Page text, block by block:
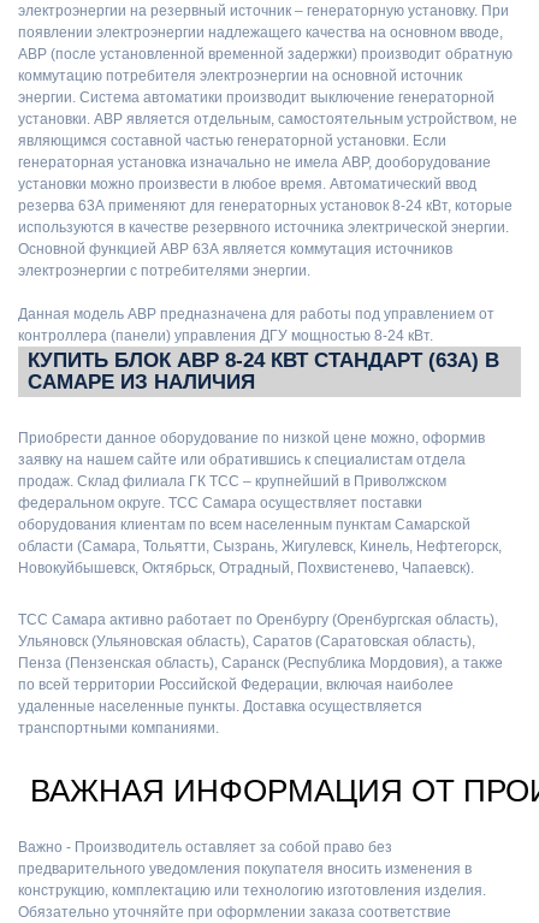
электроэнергии на резервный источник – генераторную установку. При
появлении электроэнергии надлежащего качества на основном вводе,
АВР (после установленной временной задержки) производит обратную
коммутацию потребителя электроэнергии на основной источник
энергии. Система автоматики производит выключение генераторной
установки. АВР является отдельным, самостоятельным устройством, не
являющимся составной частью генераторной установки. Если
генераторная установка изначально не имела АВР, дооборудование
установки можно произвести в любое время. Автоматический ввод
резерва 63А применяют для генераторных установок 8-24 кВт, которые
используются в качестве резервного источника электрической энергии.
Основной функцией АВР 63А является коммутация источников
электроэнергии с потребителями энергии.
Данная модель АВР предназначена для работы под управлением от
контроллера (панели) управления ДГУ мощностью 8-24 кВт.
КУПИТЬ БЛОК АВР 8-24 КВТ СТАНДАРТ (63А) В
САМАРЕ ИЗ НАЛИЧИЯ
Приобрести данное оборудование по низкой цене можно, оформив
заявку на нашем сайте или обратившись к специалистам отдела
продаж. Склад филиала ГК ТСС – крупнейший в Приволжском
федеральном округе. ТСС Самара осуществляет поставки
оборудования клиентам по всем населенным пунктам Самарской
области (Самара, Тольятти, Сызрань, Жигулевск, Кинель, Нефтегорск,
Новокуйбышевск, Октябрьск, Отрадный, Похвистенево, Чапаевск).
ТСС Самара активно работает по Оренбургу (Оренбургская область),
Ульяновск (Ульяновская область), Саратов (Саратовская область),
Пенза (Пензенская область), Саранск (Республика Мордовия), а также
по всей территории Российской Федерации, включая наиболее
удаленные населенные пункты. Доставка осуществляется
транспортными компаниями.
ВАЖНАЯ ИНФОРМАЦИЯ ОТ
Важно - Производитель оставляет за собой право без
предварительного уведомления покупателя вносить изменения в
конструкцию, комплектацию или технологию изготовления изделия.
Обязательно уточняйте при оформлении заказа соответствие